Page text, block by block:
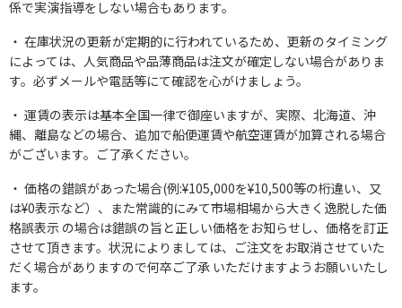
係で実演指導をしない場合もあります。
在庫状況の更新が定期的に行われているため、更新のタイミング
によっては、人気商品や品薄商品は注文が確定しない場合がありま
す。必ずメールや電話等にて確認を心がけましょう。
運賃の表示は基本全国一律で御座いますが、実際、北海道、沖
縄、離島などの場合、追加で船便運賃や航空運賃が加算される場合
がございます。ご了承ください。
価格の錯誤があった場合(例:¥105,000を¥10,500等の桁違い、又
は¥0表示など）、また常識的にみて市場相場から大きく逸脱した価
格誤表示 の場合は錯誤の旨と正しい価格をお知らせし、価格を訂正
させて頂きます。状況によりましては、ご注文をお取消させていた
だく場合がありますので何卒ご了承 いただけますようお願いいたし
ます。